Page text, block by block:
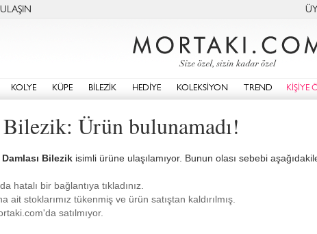
KOLYE KÜPE BİLEZİK HEDİYE KOLEKSİYON TREND KİŞİYE
Bilezik: Ürün bulunamadı!
Damlası Bilezik isimli ürüne ulaşılamıyor. Bunun olası sebebi
hatalı bir bağlantıya tıkladınız.
ait stoklarımız tükenmiş ve ürün satıştan kaldırılmış.
satılmıyor.